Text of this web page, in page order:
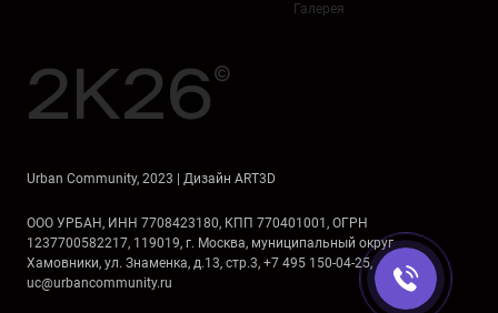
2K26©
Urban Community, 2023 | Дизайн ART3D
ООО УРБАН, ИНН 7708423180, КПП 770401001, ОГРН
1237700582217, 119019, г. Москва, муниципальный округ
Хамовники, ул. Знаменка, д.13, стр.3, +7 495 150-04-25,
uc@urbancommunity.ru
Галерея